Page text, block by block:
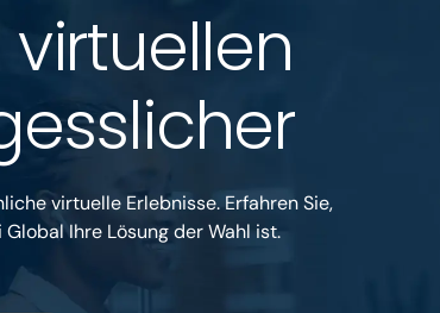
virtuelle Erlebnisse. Erfahren Sie,
Ihre Lösung der Wahl ist.